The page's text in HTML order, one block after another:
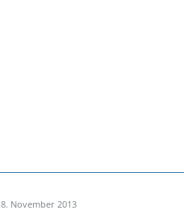
8. November 2013